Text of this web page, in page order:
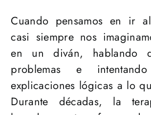
Cuando pensamos en ir
casi siempre nos
en un diván, hablando
problemas e
explicaciones lógicas a lo
Durante décadas, la